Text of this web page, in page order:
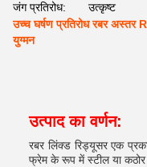
जंग प्रतिरोध:
उत्कृष्ट
उच्च घर्षण प्रतिरोध रबर
युग्मन
उत्पाद का वर्णन:
रबर लिंक्ड रिड्यूसर एक
फ्रेम के रूप में स्टील या